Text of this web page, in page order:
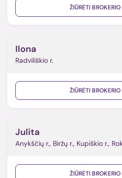
ŽIŪRĖTI
Ilona
Radviliškio r.
ŽIŪRĖTI
Julita
Anykščių r., Biržų r., Kupiškio r.,
ŽIŪRĖTI